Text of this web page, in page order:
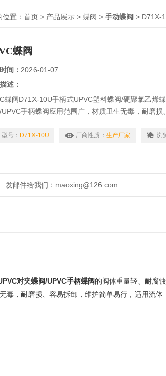
置： 首页 > 产品展示 > 蝶阀 > 手动蝶阀 > D71X-
蝶阀
间： 2026-01-07
述：
蝶阀D71X-10U手柄式UPVC塑料蝶阀/硬聚氯乙烯
手柄蝶阀应用范围广，材质卫生无毒，耐磨损
体重量轻、耐腐蚀性强，外型结构紧凑美观，本体
型号： D71X-10U 厂商性质： 生产厂家 浏
发邮件给我们：maoxing@126.com
对夹蝶阀/UPVC手柄蝶阀的阀体重量轻、耐腐
毒，耐磨损、容易拆卸，维护简单易行，适用流体